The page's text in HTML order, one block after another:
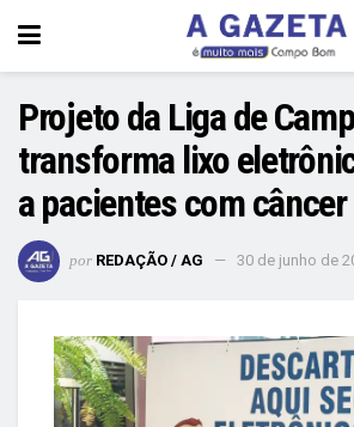
Projeto da Liga de
transforma lixo
a pacientes com câncer
por REDAÇÃO / AG 30 de junho de